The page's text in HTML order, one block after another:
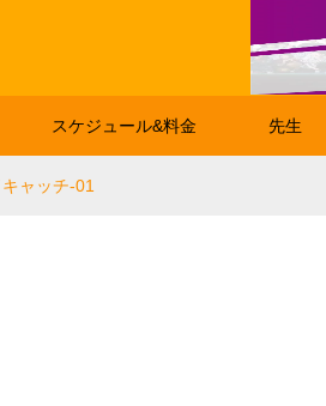
スケジュール&料金 先生
ャッチ-01